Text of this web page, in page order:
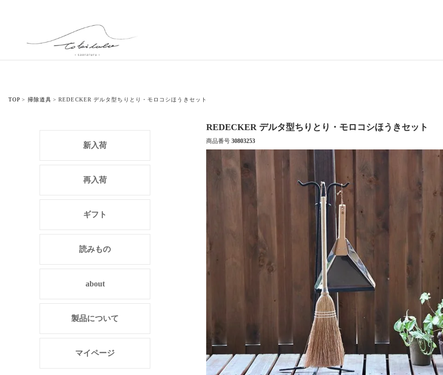
TOP 掃除道具 REDECKER デルタ型ちりとり・モロコシほうきセット
新入荷
再入荷
ギフト
読みもの
about
製品について
マイページ
REDECKER デルタ型ちりとり・モロコシほうきセット
商品番号 30803253